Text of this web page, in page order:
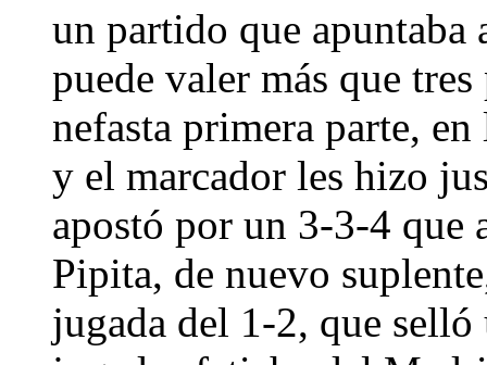
un partido que apuntaba
puede valer más que
nefasta primera parte,
y el marcador les hizo
apostó por un 3-3-4
Pipita, de nuevo
jugada del 1-2, que